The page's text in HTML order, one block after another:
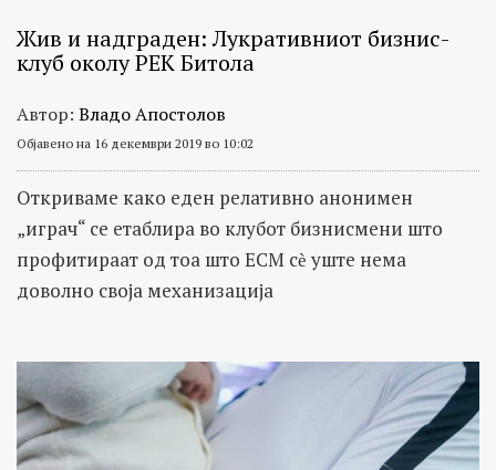
Жив и надграден: Лукративниот бизнис-
клуб околу РЕК Битола
Автор: Владо Апостолов
Објавено на 16 декември 2019 во 10:02
Откриваме како еден релативно анонимен
„играч“ се етаблира во клубот бизнисмени што
профитираат од тоа што ЕСМ сѐ уште нема
доволно своја механизација